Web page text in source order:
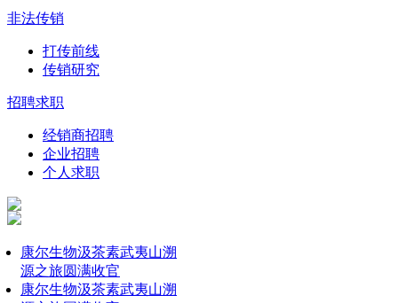
非法传销
打传前线
传销研究
招聘求职
经销商招聘
企业招聘
个人求职
康尔生物汲茶素武夷山溯
源之旅圆满收官
康尔生物汲茶素武夷山溯